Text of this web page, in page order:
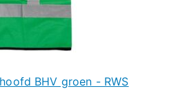
BHV groen - RWS